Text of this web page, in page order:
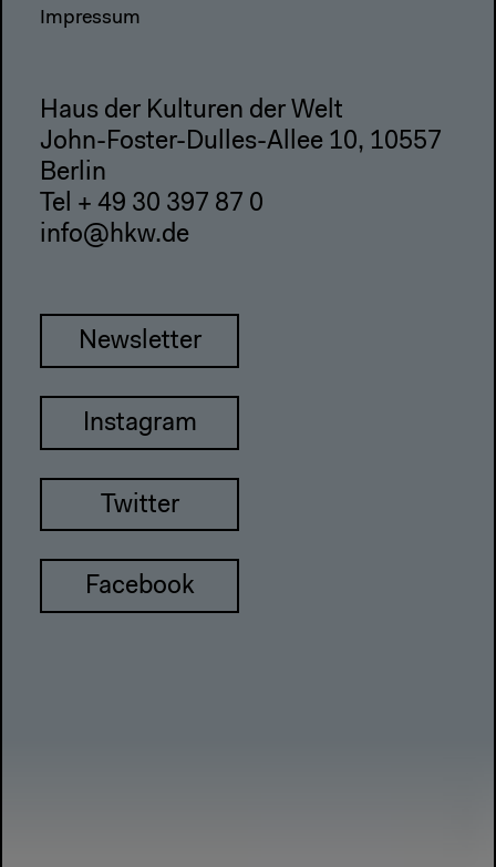
Impressum
Haus der Kulturen der Welt
John-Foster-Dulles-Allee 10, 10557
Berlin
Tel + 49 30 397 87 0
info@hkw.de
Newsletter
Instagram
Twitter
Facebook